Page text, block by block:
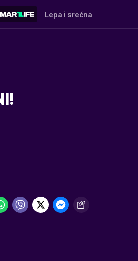
Lepa i srećna